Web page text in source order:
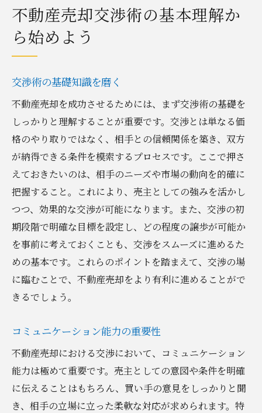
買い手のニーズを把握する方法とその重要性
買い手心理を理解する
ニーズの的確な把握法
顧客満足度を高めるポイント
市場の声を分析する方法
買い手との信頼関係を築く
柔軟な対応で交渉を円滑に進めるコツ
状況に応じた対応力を鍛える
意見の相違を調整する技術
ストレス管理と心の余裕
柔軟な発想を持つ重要性
合意形成を促すコミュニケーション
交渉におけるウィンウィンの考え方
価格交渉術のポイントを徹底解説
価格交渉に強い交渉術
市場価格を基にした合理的判断
価格合意のための賢い妥協
不動産売却交渉術の基本理解か
ら始めよう
交渉術の基礎知識を磨く
不動産売却を成功させるためには、まず交渉術の基礎を
しっかりと理解することが重要です。交渉とは単なる価
格のやり取りではなく、相手との信頼関係を築き、双方
が納得できる条件を模索するプロセスです。ここで押さ
えておきたいのは、相手のニーズや市場の動向を的確に
把握すること。これにより、売主としての強みを活かし
つつ、効果的な交渉が可能になります。また、交渉の初
期段階で明確な目標を設定し、どの程度の譲歩が可能か
を事前に考えておくことも、交渉をスムーズに進めるた
めの基本です。これらのポイントを踏まえて、交渉の場
に臨むことで、不動産売却をより有利に進めることがで
きるでしょう。
コミュニケーション能力の重要性
不動産売却における交渉において、コミュニケーション
能力は極めて重要です。売主としての意図や条件を明確
に伝えることはもちろん、買い手の意見をしっかりと聞
き、相手の立場に立った柔軟な対応が求められます。特